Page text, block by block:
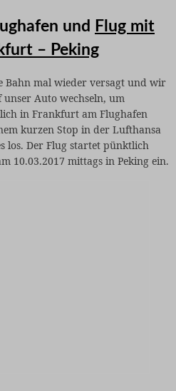
und
Flug mit
– Peking
Bahn mal wieder versagt und wir
Auto wechseln, um
in Frankfurt am Flughafen
kurzen Stop in der Lufthansa
los. Der Flug startet pünktlich
10.03.2017 mittags in Peking ein.